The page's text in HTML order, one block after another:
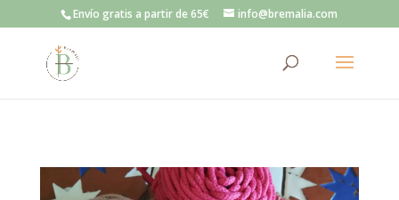
Envío gratis a partir de 65€ info@bremalia.com